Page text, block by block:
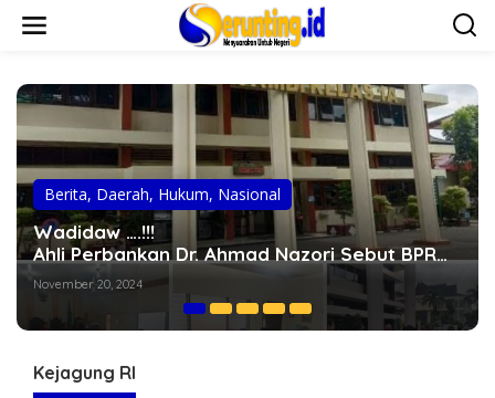
Berita, Daerah, Hukum, Nasional Opini ,Politik
Kabar Terakhir Kasus IUP Batu Bara
Sarolangun Tiga Tahun Lalu, Cek Endra Selaku
Pemberi Izin Didesak Diperiksa Kejagung
Juni 24, 2024
Kejagung RI